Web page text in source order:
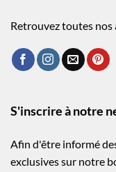
Retrouvez toutes nos
S'inscrire à notre
Afin d'être informé
exclusives sur notre